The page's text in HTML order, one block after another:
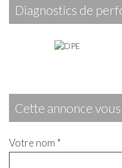
diagnostics de
cette annonce
Votre nom *